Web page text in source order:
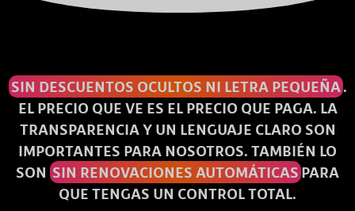
SIN DESCUENTOS OCULTOS NI LETRA PEQUEÑA.
EL PRECIO QUE VE ES EL PRECIO QUE PAGA. LA
TRANSPARENCIA Y UN LENGUAJE CLARO SON
IMPORTANTES PARA NOSOTROS. TAMBIÉN LO
SON SIN RENOVACIONES AUTOMÁTICAS PARA
QUE TENGAS UN CONTROL TOTAL.